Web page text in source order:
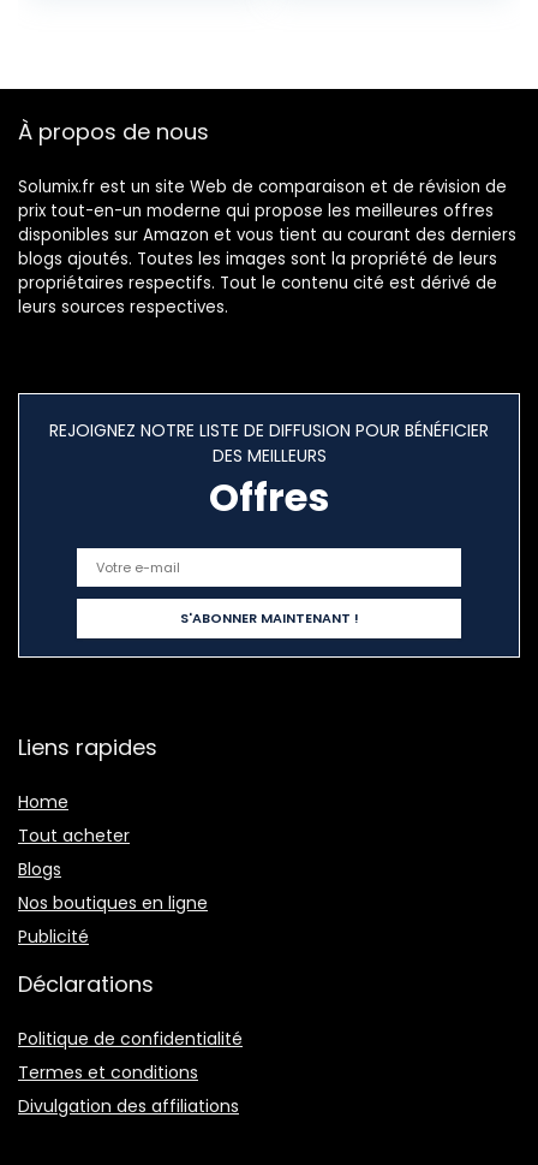
Électriques,
Basse.(5m)
À propos de nous
Solumix.fr est un site Web de comparaison et de révision de
prix tout-en-un moderne qui propose les meilleures offres
disponibles sur Amazon et vous tient au courant des derniers
blogs ajoutés. Toutes les images sont la propriété de leurs
propriétaires respectifs. Tout le contenu cité est dérivé de
leurs sources respectives.
REJOIGNEZ NOTRE LISTE DE DIFFUSION POUR BÉNÉFICIER
DES MEILLEURS
Offres
Liens rapides
Home
Tout acheter
Blogs
Nos boutiques en ligne
Publicité
Déclarations
Politique de confidentialité
Termes et conditions
Divulgation des affiliations